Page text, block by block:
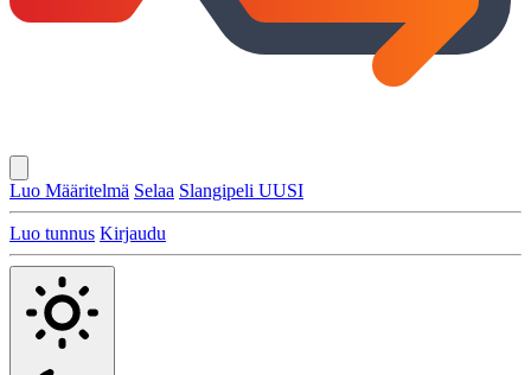
Luo Määritelmä Selaa Slangipeli UUSI
Luo tunnus Kirjaudu